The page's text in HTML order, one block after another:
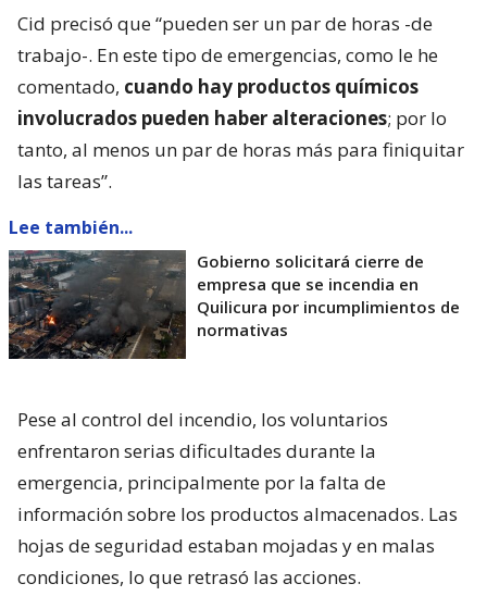
Cid precisó que “pueden ser un par de horas -de
trabajo-. En este tipo de emergencias, como le he
comentado, cuando hay productos químicos
involucrados pueden haber alteraciones; por lo
tanto, al menos un par de horas más para finiquitar
las tareas”.
Lee también...
Gobierno solicitará cierre de
empresa que se incendia en
Quilicura por incumplimientos de
normativas
Pese al control del incendio, los voluntarios
enfrentaron serias dificultades durante la
emergencia, principalmente por la falta de
información sobre los productos almacenados. Las
hojas de seguridad estaban mojadas y en malas
condiciones, lo que retrasó las acciones.